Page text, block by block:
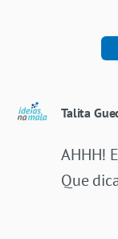
Talita
AHHH!
Que